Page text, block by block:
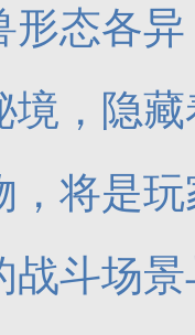
形态各
境，隐
，将是
战斗场